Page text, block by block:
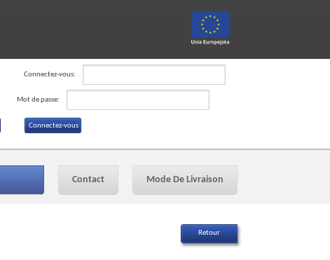
Connectez-vous:
Mot de passe:
Contact Mode De Livraison